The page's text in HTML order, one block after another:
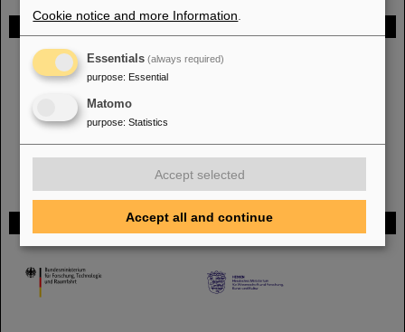
Bei GSI entsteht das neue Beschleunigerzentrum FAIR.
mehr.
HMWK
Cookie notice and more Information
Essentials (always required)
purpose: Essential
Matomo
purpose: Statistics
Accept selected
Accept all and continue